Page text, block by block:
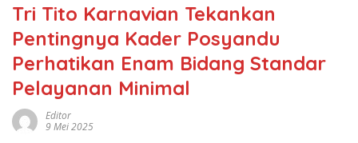
Tri Tito Karnavian Tekankan
Pentingnya Kader Posyandu
Perhatikan Enam Bidang Standar
Pelayanan Minimal
Editor
9 Mei 2025